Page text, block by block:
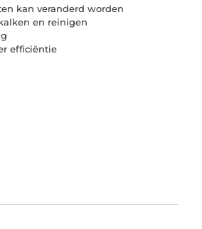
kan veranderd worden
en reinigen
efficiëntie